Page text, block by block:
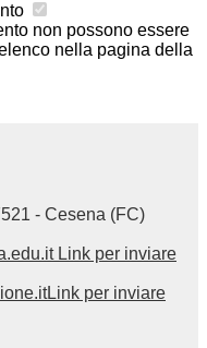
non possono essere
nella pagina della
- Cesena (FC)
Link per inviare
Link per inviare